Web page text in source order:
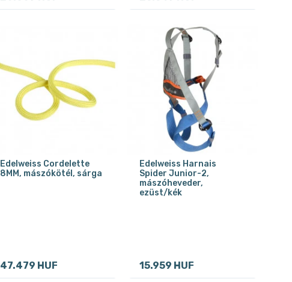
Edelweiss Cordelette
8MM, mászókötél, sárga
47.479 HUF
Edelweiss Harnais
Spider Junior-2,
mászóheveder,
ezüst/kék
15.959 HUF